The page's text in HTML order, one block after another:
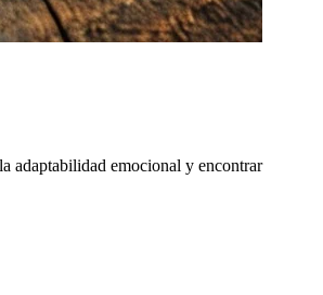
adaptabilidad emocional y encontrar